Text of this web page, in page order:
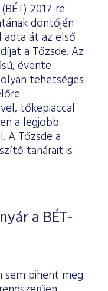
2017-re
döntőjén
át az első
a Tőzsde. Az
évente
tehetséges
tőkepiaccal
a legjobb
A Tőzsde a
tanárait is
a BÉT-
sem pihent meg